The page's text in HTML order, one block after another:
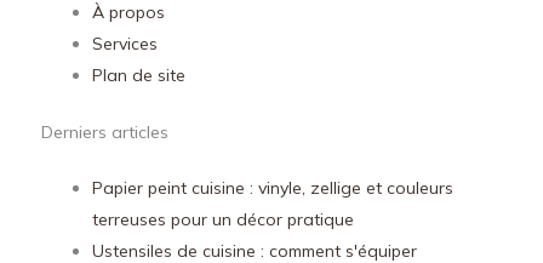
À propos
Services
Plan de site
Derniers articles
Papier peint cuisine : vinyle, zellige et couleurs
terreuses pour un décor pratique
Ustensiles de cuisine : comment s'équiper